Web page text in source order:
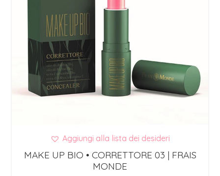
Aggiungi alla lista dei desideri
MAKE UP BIO • CORRETTORE 03 | FRAIS
MONDE